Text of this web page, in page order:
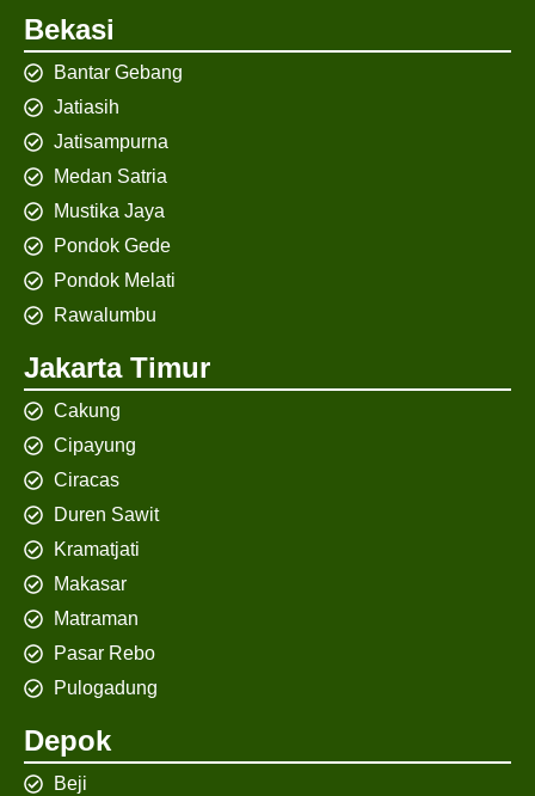
Bekasi
Bantar Gebang
Jatiasih
Jatisampurna
Medan Satria
Mustika Jaya
Pondok Gede
Pondok Melati
Rawalumbu
Jakarta Timur
Cakung
Cipayung
Ciracas
Duren Sawit
Kramatjati
Makasar
Matraman
Pasar Rebo
Pulogadung
Depok
Beji